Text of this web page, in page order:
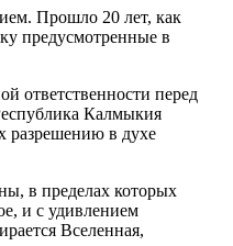
Прошло 20 лет, как
предусмотренные в
ответственности перед
Калмыкия
разрешению в духе
в пределах которых
и с удивлением
Вселенная,